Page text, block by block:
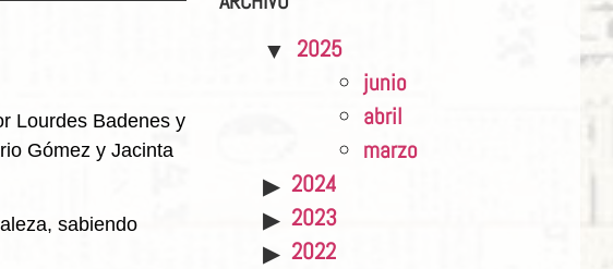
Lourdes Badenes y
Gómez y Jacinta
sabiendo
2025
junio
abril
marzo
2024
2023
2022